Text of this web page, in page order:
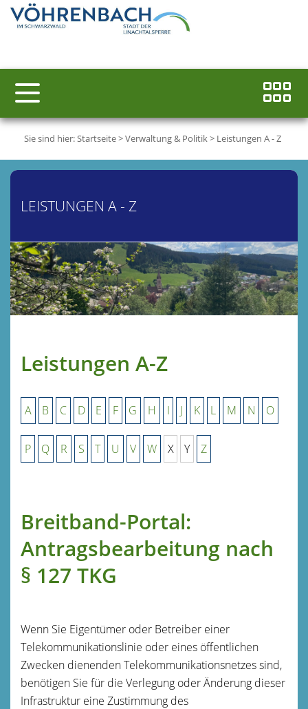
Sie sind hier:Startseite>Verwaltung & Politik> Leistungen A - Z
LEISTUNGEN A - Z
Leistungen A-Z
A B C D E F G H I J K L M N O
P Q R S T U V W X Y Z
Breitband-Portal:
Antragsbearbeitung nach
§ 127 TKG
Wenn Sie Eigentümer oder Betreiber einer
Telekommunikationslinie oder eines öffentlichen
Zwecken dienenden Telekommunikationsnetzes sind,
benötigen Sie für die Verlegung oder Änderung dieser
Infrastruktur eine Zustimmung des